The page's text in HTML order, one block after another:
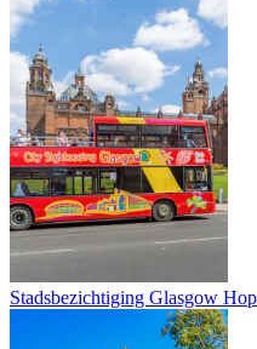
Stadsbezichtiging Glasgow